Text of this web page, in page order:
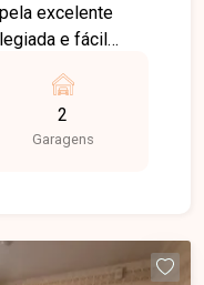
excelente
e fácil
restaurantes,
e qualidade
com bancada,
micro-ondas,
2
Garagens